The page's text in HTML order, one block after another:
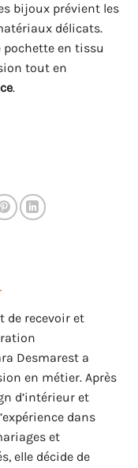
bijoux prévient les
délicats.
en tissu
tout en
.
de recevoir et
Desmarest a
en métier. Après
d’intérieur et
dans
et
elle décide de